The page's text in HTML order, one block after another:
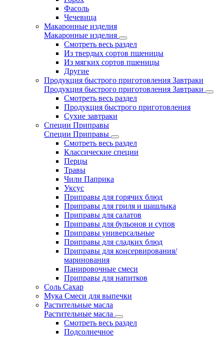
Фасоль
Чечевица
Макаронные изделия
Макаронные изделия
Смотреть весь раздел
Из твердых сортов пшеницы
Из мягких сортов пшеницы
Другие
Продукция быстрого приготовления Завтраки
Продукция быстрого приготовления Завтраки
Смотреть весь раздел
Продукция быстрого приготовления
Сухие завтраки
Специи Приправы
Специи Приправы
Смотреть весь раздел
Классические специи
Перцы
Травы
Чили Паприка
Уксус
Приправы для горячих блюд
Приправы для гриля и шашлыка
Приправы для салатов
Приправы для бульонов и супов
Приправы универсальные
Приправы для сладких блюд
Приправы для консервирования/
маринования
Панировочные смеси
Приправы для напитков
Соль Сахар
Мука Смеси для выпечки
Растительные масла
Растительные масла
Смотреть весь раздел
Подсолнечное